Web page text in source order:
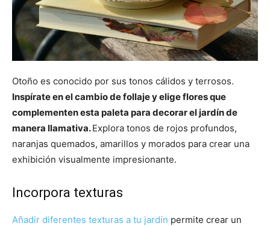
Otoño es conocido por sus tonos cálidos y terrosos.
Inspírate en el cambio de follaje y elige flores que
complementen esta paleta para decorar el jardín de
manera llamativa.Explora tonos de rojos profundos,
naranjas quemados, amarillos y morados para crear una
exhibición visualmente impresionante.
Incorpora texturas
Añadir diferentes texturas a tu jardín permite crear un